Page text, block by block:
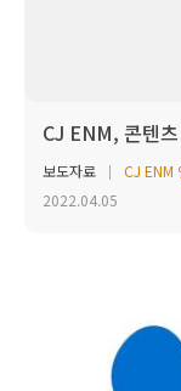
CJ ENM, 콘텐
보도자료
CJ ENM
2022.04.05